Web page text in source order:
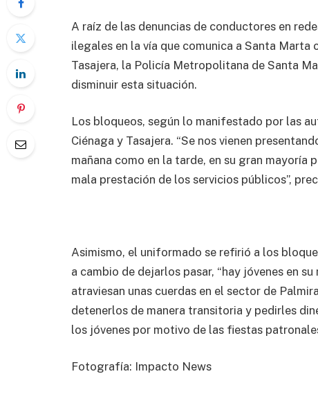
A raíz de las denuncias de conductores en
ilegales en la vía que comunica a Santa
Tasajera, la Policía Metropolitana de Santa
disminuir esta situación.
Los bloqueos, según lo manifestado por las
Ciénaga y Tasajera. “Se nos vienen
mañana como en la tarde, en su gran mayoría
mala prestación de los servicios públicos”,
Asimismo, el uniformado se refirió a los
a cambio de dejarlos pasar, “hay jóvenes en
atraviesan unas cuerdas en el sector de
detenerlos de manera transitoria y pedirles
los jóvenes por motivo de las fiestas
Fotografía: Impacto News